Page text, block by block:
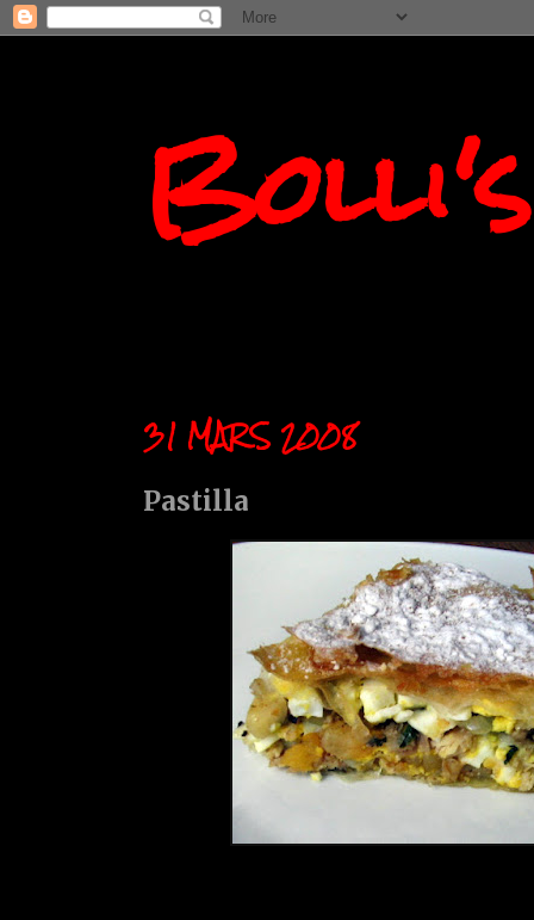
31 MARS 2008
Pastilla